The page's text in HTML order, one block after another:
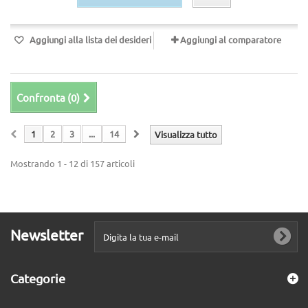
Aggiungi alla lista dei desideri Aggiungi al comparatore
Confronta (0)
Visualizza tutto
1 2 3 ... 14
Mostrando 1 - 12 di 157 articoli
Newsletter
Categorie